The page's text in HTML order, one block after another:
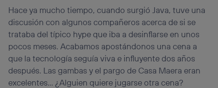
Hace ya mucho tiempo, cuando surgió Java, tuve una
discusión con algunos compañeros acerca de si se
trataba del típico hype que iba a desinflarse en unos
pocos meses. Acabamos apostándonos una cena a
que la tecnología seguía viva e influyente dos años
después. Las gambas y el pargo de Casa Maera eran
excelentes… ¿Alguien quiere jugarse otra cena?